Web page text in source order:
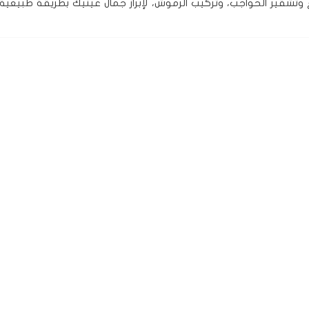
الحواجب، وتركيب الرموش، لإبراز جمال عينيك بطريقة